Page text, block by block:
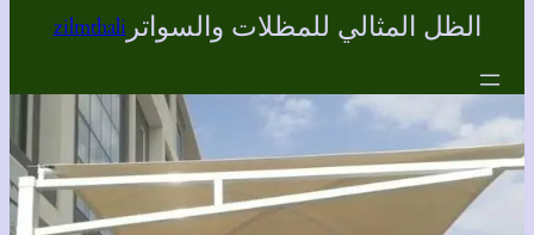
الظل المثالي للمظلات والسواترzilmthali